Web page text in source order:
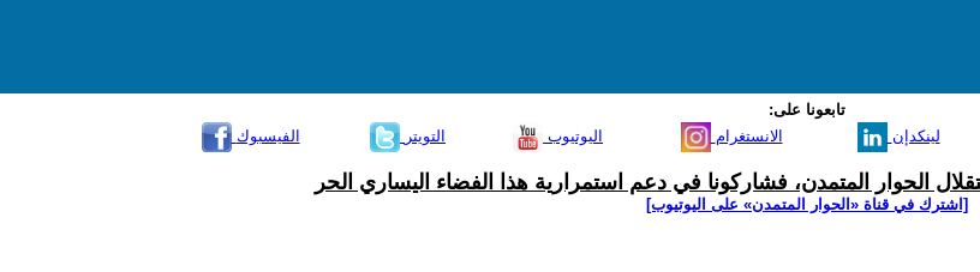
تابعونا على:
الفيسبوك
التويتر اليوتيوب الانستغرام لينكدإن
الحوار المتمدن، فشاركونا في دعم استمرارية هذا الفضاء اليساري الحر
[اشترك في قناة ‫«الحوار المتمدن» على اليوتيوب]